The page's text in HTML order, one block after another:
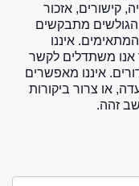
קישורים, אזכור
מתבקשים
איננו
אנו משתדלים לקשר
איננו מאפשרים
או צרור ביקורות
זהה.